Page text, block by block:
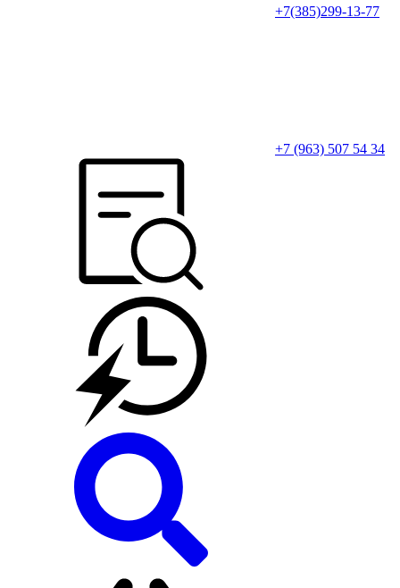
+7(385)299-13-77
+7 (963) 507 54 34